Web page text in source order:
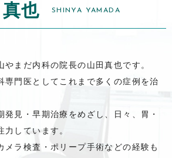
也 SHINYA YAMADA
まだ内科の院長の山田真也です。
専門医としてこれまで多くの症例を治
発見・早期治療をめざし、日々、胃・
しています。
メラ検査・ポリープ手術などの経験も